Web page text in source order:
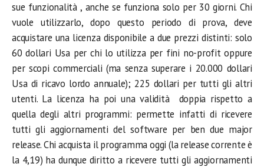
sue funzionalità , anche se funziona solo per 30 giorni. Chi
vuole utilizzarlo, dopo questo periodo di prova, deve
acquistare una licenza disponibile a due prezzi distinti: solo
60 dollari Usa per chi lo utilizza per fini no-profit oppure
per scopi commerciali (ma senza superare i 20.000 dollari
Usa di ricavo lordo annuale); 225 dollari per tutti gli altri
utenti. La licenza ha poi una validità doppia rispetto a
quella degli altri programmi: permette infatti di ricevere
tutti gli aggiornamenti del software per ben due major
release. Chi acquista il programma oggi (la release corrente è
la 4,19) ha dunque diritto a ricevere tutti gli aggiornamenti